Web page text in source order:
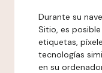
Durante su
Sitio, es
etiquetas,
tecnologías
en su